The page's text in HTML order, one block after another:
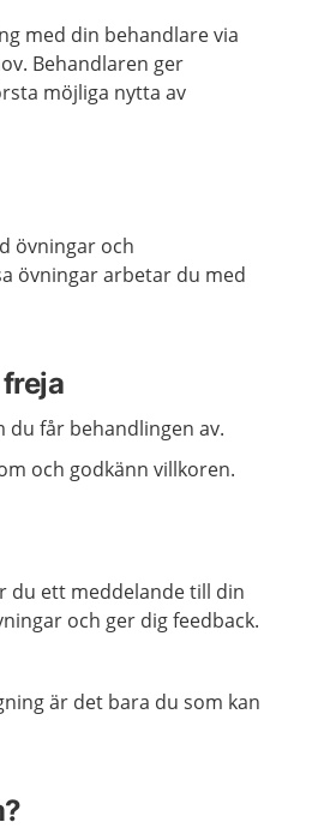
med din behandlare via
Behandlaren ger
möjliga nytta av
övningar och
övningar arbetar du med
du får behandlingen av.
och godkänn villkoren.
du ett meddelande till din
och ger dig feedback.
är det bara du som kan